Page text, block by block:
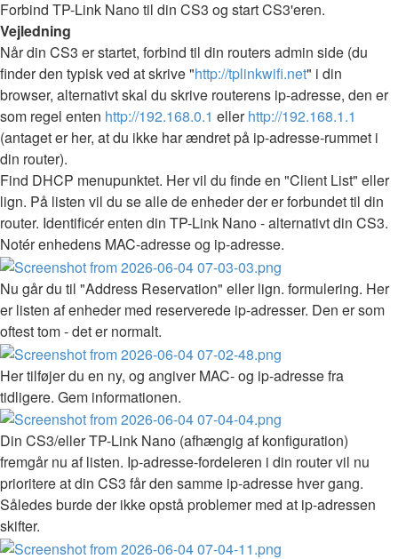
Forbind TP-Link Nano til din CS3 og start CS3'eren.
Vejledning
Når din CS3 er startet, forbind til din routers admin side (du
finder den typisk ved at skrive "http://tplinkwifi.net" i din
browser, alternativt skal du skrive routerens ip-adresse, den er
som regel enten http://192.168.0.1 ellerhttp://192.168.1.1
(antaget er her, at du ikke har ændret på ip-adresse-rummet i
din router).
Find DHCP menupunktet. Her vil du finde en "Client List" eller
lign. På listen vil du se alle de enheder der er forbundet til din
router. Identificér enten din TP-Link Nano - alternativt din CS3.
Notér enhedens MAC-adresse og ip-adresse.
Nu går du til "Address Reservation" eller lign. formulering. Her
er listen af enheder med reserverede ip-adresser. Den er som
oftest tom - det er normalt.
Her tilføjer du en ny, og angiver MAC- og ip-adresse fra
tidligere. Gem informationen.
Din CS3/eller TP-Link Nano (afhængig af konfiguration)
fremgår nu af listen. Ip-adresse-fordeleren i din router vil nu
prioritere at din CS3 får den samme ip-adresse hver gang.
Således burde der ikke opstå problemer med at ip-adressen
skifter.